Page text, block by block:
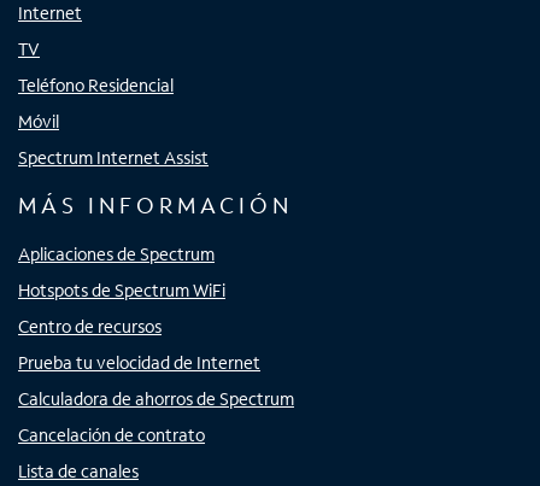
Internet
TV
Teléfono Residencial
Móvil
Spectrum Internet Assist
MÁS INFORMACIÓN
Aplicaciones de Spectrum
Hotspots de Spectrum WiFi
Centro de recursos
Prueba tu velocidad de Internet
Calculadora de ahorros de Spectrum
Cancelación de contrato
Lista de canales